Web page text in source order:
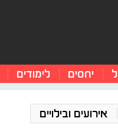
יחסים לימודים
אירועים ובילויים